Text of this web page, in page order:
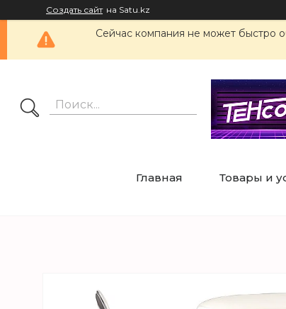
Создать сайт на Satu.kz
Сейчас компания не может быстро
Главная Товары и